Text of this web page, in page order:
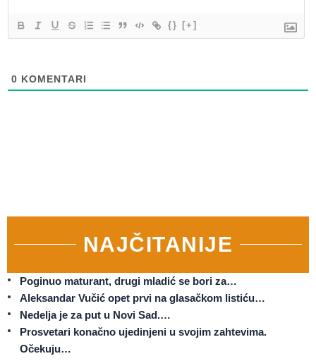
{} [+]
0 KOMENTARI
NAJČITANIJE
Poginuo maturant, drugi mladić se bori za…
Aleksandar Vučić opet prvi na glasačkom listiću…
Nedelja je za put u Novi Sad.…
Prosvetari konačno ujedinjeni u svojim zahtevima.
Očekuju…